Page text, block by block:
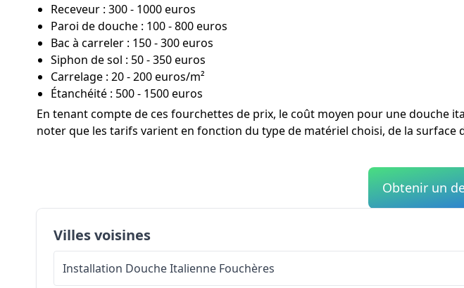
Receveur : 300 - 1000 euros
Paroi de douche : 100 - 800 euros
Bac à carreler : 150 - 300 euros
Siphon de sol : 50 - 350 euros
Carrelage : 20 - 200 euros/m²
Étanchéité : 500 - 1500 euros
En tenant compte de ces fourchettes de prix, le coût moyen pour une douche
noter que les tarifs varient en fonction du type de matériel choisi, de la surface
Obtenir un
Villes voisines
Installation Douche Italienne Fouchères